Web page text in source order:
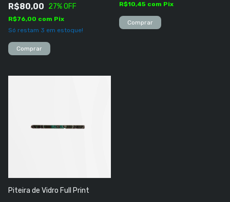
R$80,00 27% OFF
R$76,00 com Pix
Só restam 3 em estoque!
R$10,45 com Pix
Piteira de Vidro Full Print